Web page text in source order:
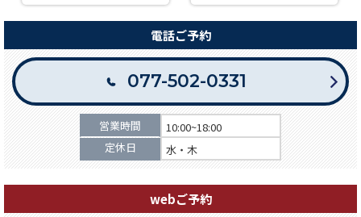
電話ご予約
077-502-0331
営業時間
10:00~18:00
定休日
水・木
webご予約